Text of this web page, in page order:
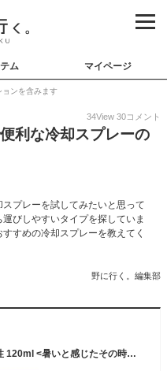
ム マイページ
ョンを含みます
34View 30コメント
利な冷却スプレーの
プレーを試してみたいと思って
びしやすいタイプを探していま
すめの冷却スプレーを教えてく
野に行く。編集部
Bioré ビオレ 冷ハンディミスト 無香性 120ml <暑いと感じたその時に! 肌に直接 シュッ>